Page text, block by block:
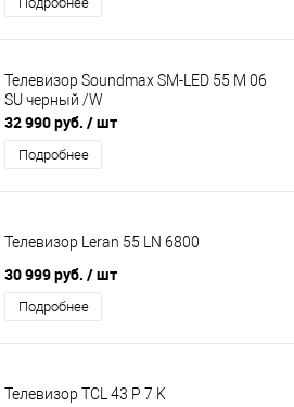
Телевизор Soundmax SM-LED 55 M 06
SU черный /W
32 990 руб. / шт
Подробнее
Телевизор Leran 55 LN 6800
30 999 руб. / шт
Подробнее
Телевизор TCL 43 P 7 K